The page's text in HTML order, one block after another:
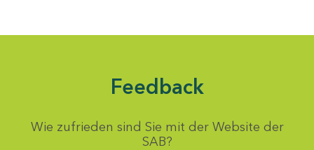
Feedback
Wie zufrieden sind Sie mit der Website der
SAB?